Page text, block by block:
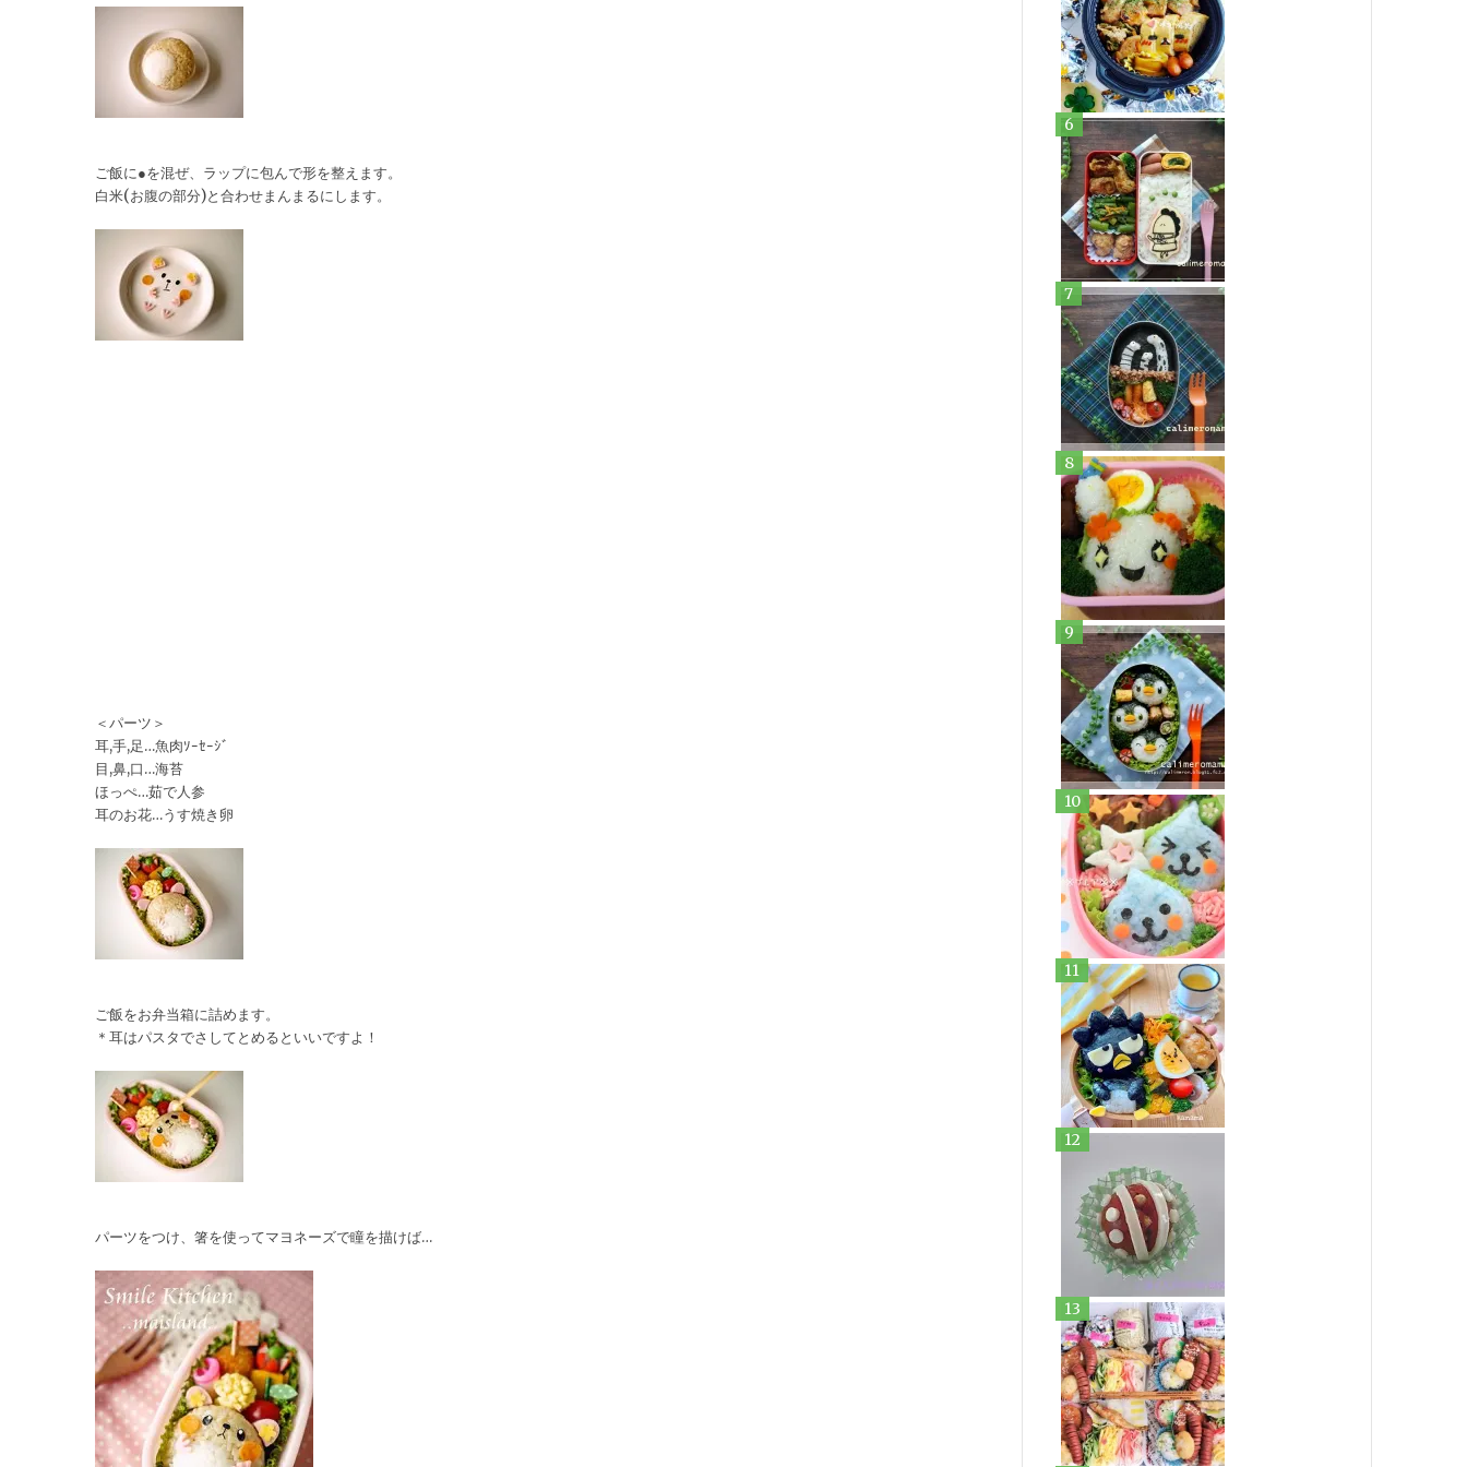
ご飯に●を混ぜ、ラップに包んで形を整えます。
白米(お腹の部分)と合わせまんまるにします。
＜パーツ＞
耳,手,足…魚肉ｿｰｾｰｼﾞ
目,鼻,口…海苔
ほっぺ…茹で人参
耳のお花…うす焼き卵
ご飯をお弁当箱に詰めます。
＊耳はパスタでさしてとめるといいですよ！
パーツをつけ、箸を使ってマヨネーズで瞳を描けば…